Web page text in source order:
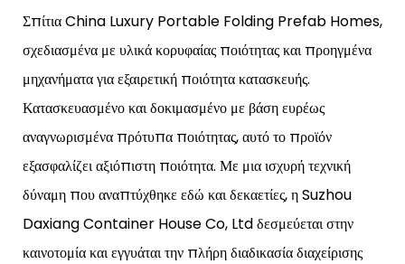
Σπίτια China Luxury Portable Folding Prefab Homes,
σχεδιασμένα με υλικά κορυφαίας ποιότητας και προηγμένα
μηχανήματα για εξαιρετική ποιότητα κατασκευής.
Κατασκευασμένο και δοκιμασμένο με βάση ευρέως
αναγνωρισμένα πρότυπα ποιότητας, αυτό το προϊόν
εξασφαλίζει αξιόπιστη ποιότητα. Με μια ισχυρή τεχνική
δύναμη που αναπτύχθηκε εδώ και δεκαετίες, η Suzhou
Daxiang Container House Co, Ltd δεσμεύεται στην
καινοτομία και εγγυάται την πλήρη διαδικασία διαχείρισης